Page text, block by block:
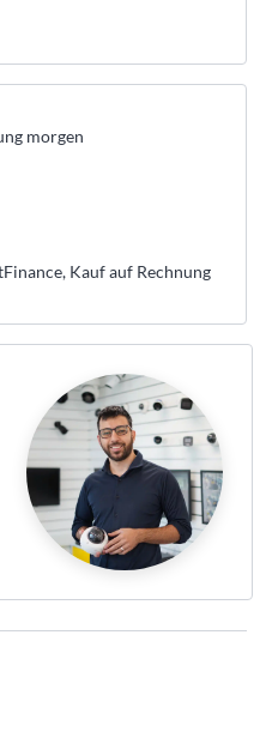
morgen
Kauf auf Rechnung